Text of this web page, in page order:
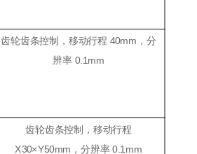
齿轮齿条控制，移动行程 40mm，分
辨率 0.1mm
齿轮齿条控制，移动行程
X30×Y50mm，分辨率 0.1mm